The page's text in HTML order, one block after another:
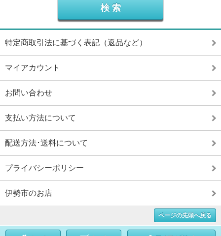
特定商取引法に基づく表記（返品など）
マイアカウント
お問い合わせ
支払い方法について
配送方法･送料について
プライバシーポリシー
伊勢市のお店
ページの先頭へ戻る